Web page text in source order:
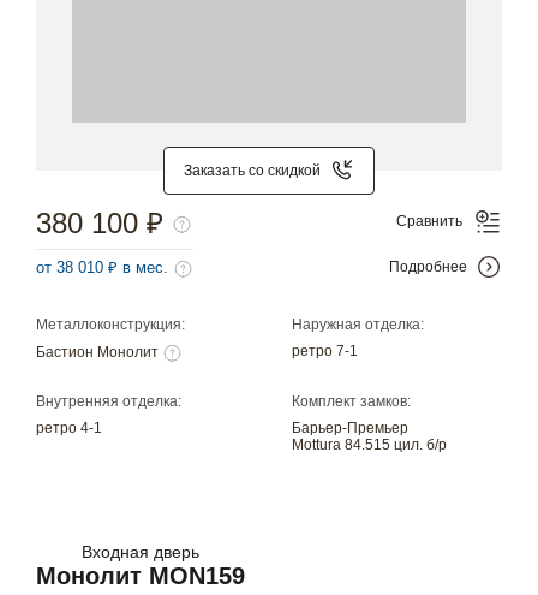
Заказать со скидкой
Металлоконструкция:
Бастион Монолит
Наружная отделка:
ретро 7-1
Внутренняя отделка:
ретро 4-1
Комплект замков:
Барьер-Премьер
Mottura 84.515 цил. б/р
380 100 ₽
от 38 010 ₽ в мес.
Сравнить
Подробнее
Входная дверь
Монолит MON159